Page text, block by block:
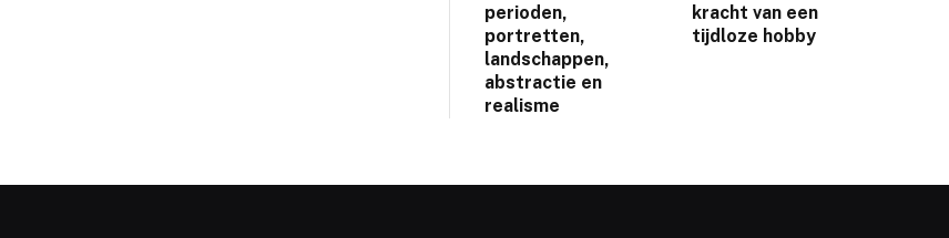
perioden,
portretten,
landschappen,
abstractie en
realisme
kracht van een
tijdloze hobby